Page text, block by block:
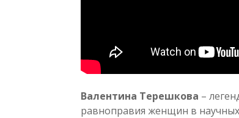
Валентина Терешкова –
равноправия женщин в